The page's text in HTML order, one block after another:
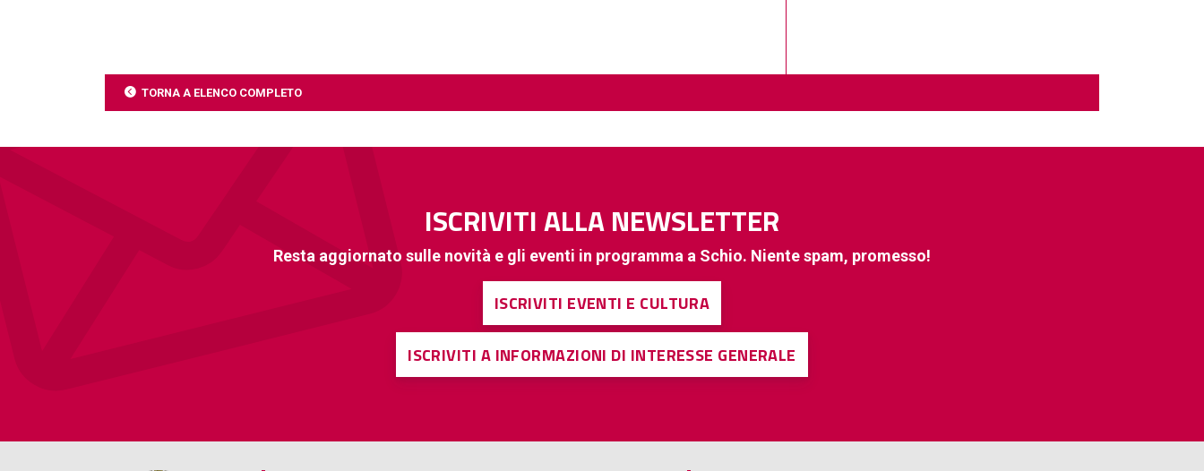
TORNA A ELENCO COMPLETO
ISCRIVITI ALLA NEWSLETTER
Resta aggiornato sulle novità e gli eventi in programma a Schio. Niente spam, promesso!
ISCRIVITI EVENTI E CULTURA
ISCRIVITI A INFORMAZIONI DI INTERESSE GENERALE